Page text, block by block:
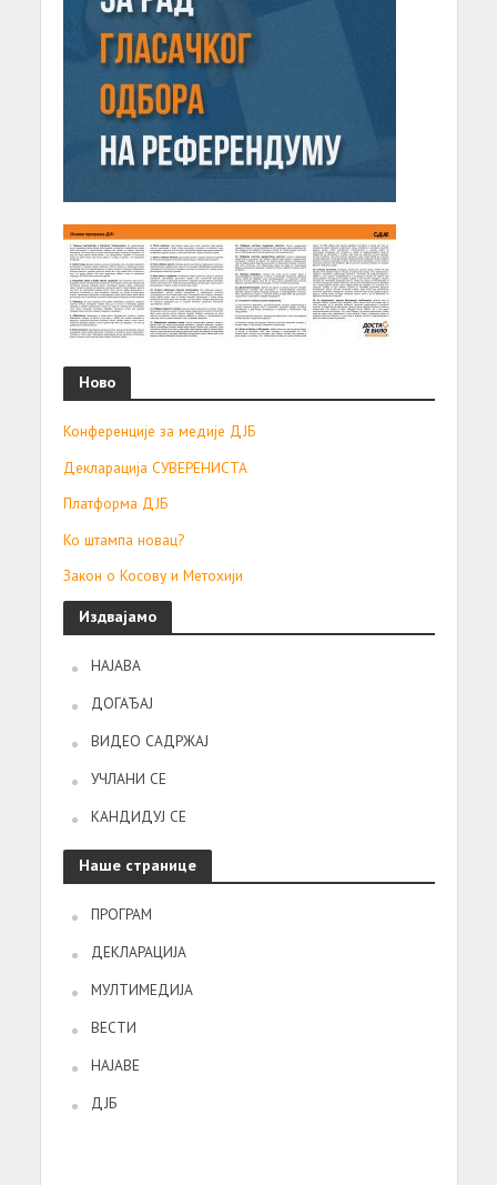
Ново
Конференције за медије ДЈБ
Декларација СУВЕРЕНИСТА
Платформа ДЈБ
Ко штампа новац?
Закон о Косову и Метохији
Издвајамо
НАЈАВА
ДОГАЂАЈ
ВИДЕО САДРЖАЈ
УЧЛАНИ СЕ
КАНДИДУЈ СЕ
Наше странице
ПРОГРАМ
ДЕКЛАРАЦИЈА
МУЛТИМЕДИЈА
ВЕСТИ
НАЈАВЕ
ДЈБ